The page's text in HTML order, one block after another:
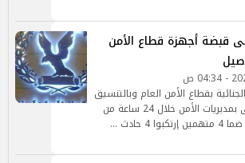
قبضة أجهزة قطاع الأمن
بقطاع الأمن العام وبالتنسيق
مع إدارات البحث الجنائى بمديريات الأمن خلال 24 ساعة من